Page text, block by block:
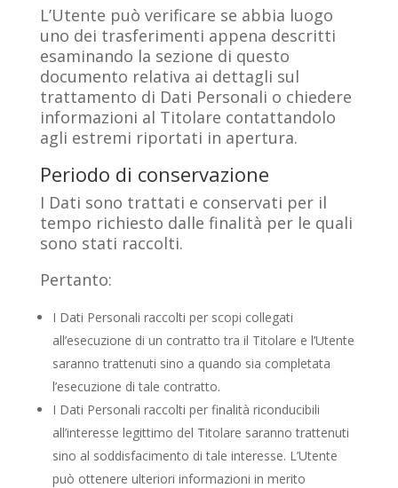
L’Utente può verificare se abbia luogo
uno dei trasferimenti appena descritti
esaminando la sezione di questo
documento relativa ai dettagli sul
trattamento di Dati Personali o chiedere
informazioni al Titolare contattandolo
agli estremi riportati in apertura.
Periodo di conservazione
I Dati sono trattati e conservati per il
tempo richiesto dalle finalità per le quali
sono stati raccolti.
Pertanto:
I Dati Personali raccolti per scopi collegati
all’esecuzione di un contratto tra il Titolare e l’Utente
saranno trattenuti sino a quando sia completata
l’esecuzione di tale contratto.
I Dati Personali raccolti per finalità riconducibili
all’interesse legittimo del Titolare saranno trattenuti
sino al soddisfacimento di tale interesse. L’Utente
può ottenere ulteriori informazioni in merito